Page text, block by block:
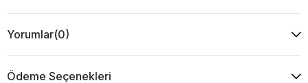
Yorumlar(0)
Ödeme Seçenekleri